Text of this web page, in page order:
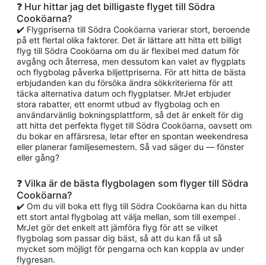
❓ Hur hittar jag det billigaste flyget till Södra
Cooköarna?
✔️ Flygpriserna till Södra Cooköarna varierar stort, beroende
på ett flertal olika faktorer. Det är lättare att hitta ett billigt
flyg till Södra Cooköarna om du är flexibel med datum för
avgång och återresa, men dessutom kan valet av flygplats
och flygbolag påverka biljettpriserna. För att hitta de bästa
erbjudanden kan du försöka ändra sökkriterierna för att
täcka alternativa datum och flygplatser. MrJet erbjuder
stora rabatter, ett enormt utbud av flygbolag och en
användarvänlig bokningsplattform, så det är enkelt för dig
att hitta det perfekta flyget till Södra Cooköarna, oavsett om
du bokar en affärsresa, letar efter en spontan weekendresa
eller planerar familjesemestern. Så vad säger du — fönster
eller gång?
❓ Vilka är de bästa flygbolagen som flyger till Södra
Cooköarna?
✔️ Om du vill boka ett flyg till Södra Cooköarna kan du hitta
ett stort antal flygbolag att välja mellan, som till exempel .
MrJet gör det enkelt att jämföra flyg för att se vilket
flygbolag som passar dig bäst, så att du kan få ut så
mycket som möjligt för pengarna och kan koppla av under
flygresan.